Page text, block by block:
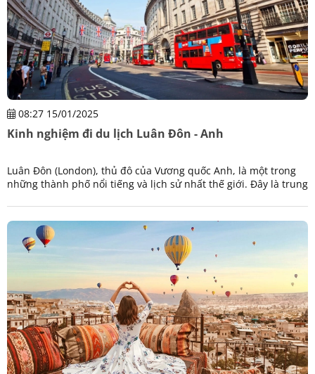
08:27 15/01/2025
Kinh nghiệm đi du lịch Luân Đôn - Anh
Luân Đôn (London), thủ đô của Vương quốc Anh, là một trong
những thành phố nổi tiếng và lịch sử nhất thế giới. Đây là trung
giữa truyền thống lâu đời và sự hiện đại.